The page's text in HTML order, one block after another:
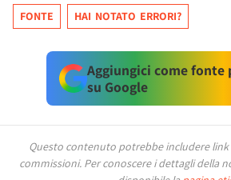
FONTE HAI NOTATO ERRORI?
Aggiungici come
su Google
Questo contenuto potrebbe includere
commissioni. Per conoscere i dettagli della